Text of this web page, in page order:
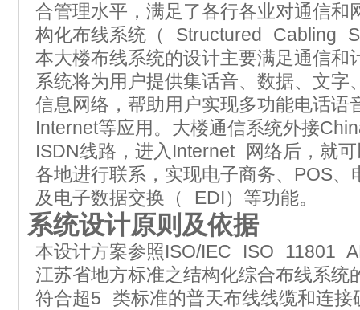
合管理水平，满足了各行各业对通信和
构化布线系统（ Structured Cabling
本大楼布线系统的设计主要满足通信和
系统将为用户提供集话音、数据、文字
信息网络，帮助用户实现多功能电话语
Internet等应用。大楼通信系统外接
ISDN线路，进入Internet 网络后，就
各地进行联系，实现电子商务、POS
及电子数据交换（ EDI）等功能。
系统设计原则及依据
本设计方案参照ISO/IEC ISO 11801
江苏省地方标准之结构化综合布线系统
符合超5 类标准的普天布线线缆和连接